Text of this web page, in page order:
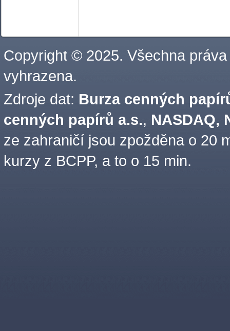
Copyright © 2025. Všechna práva
vyhrazena.
Zdroje dat: Burza cenných
cenných papírů a.s., NASDAQ,
ze zahraničí jsou zpožděna o 20
kurzy z BCPP, a to o 15 min.